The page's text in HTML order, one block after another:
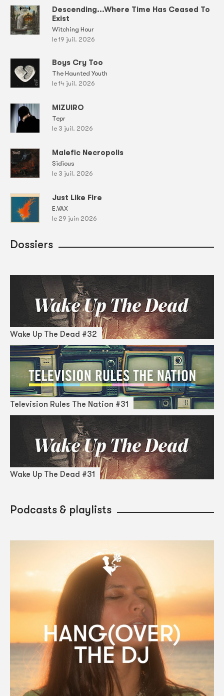
Descending...Where Time Has Ceased To
Exist
Witching Hour
le 19 juil. 2026
Boys Cry Too
The Haunted Youth
le 14 juil. 2026
MIZUIRO
Tepr
le 3 juil. 2026
Malefic Necropolis
Sidious
le 3 juil. 2026
Just Like Fire
E.VAX
le 29 juin 2026
Dossiers
Wake Up The Dead #32
Television Rules The Nation #31
Wake Up The Dead #31
Podcasts & playlists